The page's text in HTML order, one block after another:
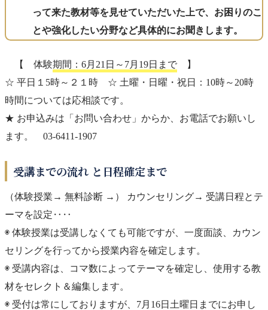
って来た教材等を見せていただいた上で、お困りのこ
とや強化したい分野など具体的にお聞きします。
【 体験期間：6月21日～7月19日まで 】
☆ 平日１5時～２１時 ☆ 土曜・日曜・祝日：10時～20時
時間については応相談です。
★ お申込みは「お問い合わせ」からか、お電話でお願いし
ます。 03-6411-1907
受講までの流れ と日程確定まで
（体験授業→ 無料診断 →） カウンセリング→ 受講日程とテ
ーマを設定‥‥
◉ 体験授業は受講しなくても可能ですが、一度面談、カウン
セリングを行ってから授業内容を確定します。
◉ 受講内容は、コマ数によってテーマを確定し、使用する教
材をセレクト＆編集します。
◉ 受付は常にしておりますが、7月16日土曜日までにお申し